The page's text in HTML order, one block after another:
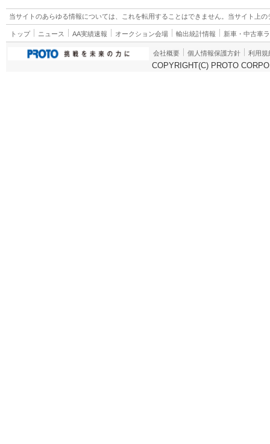
当サイトのあらゆる情報については、これを転用することはできません。当サイト上
トップ ニュース AA実績速報 オークション会場 輸出統計情報 新車・中古車
会社概要 個人情報保護方針 利用規
COPYRIGHT(C) PROTO